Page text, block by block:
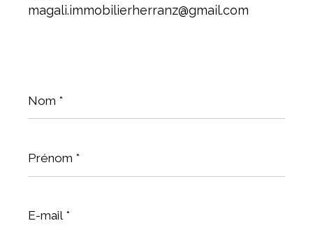
magali.immobilierherranz@gmail.com
*
*
mail
*